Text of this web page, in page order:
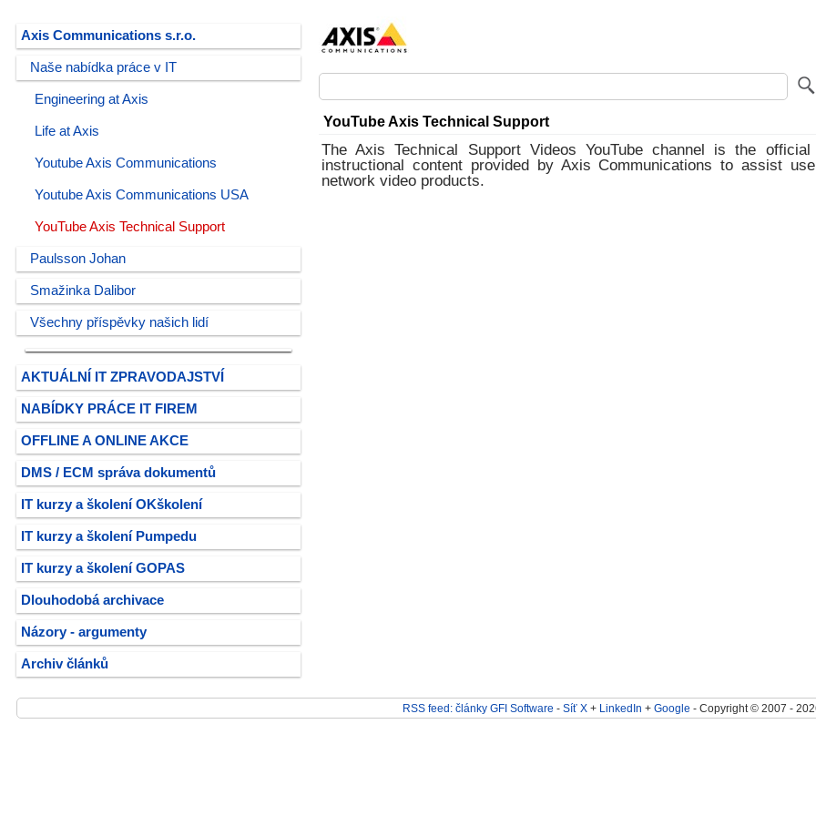
Axis Communications s.r.o.
Naše nabídka práce v IT
Engineering at Axis
Life at Axis
Youtube Axis Communications
Youtube Axis Communications USA
YouTube Axis Technical Support
Paulsson Johan
Smažinka Dalibor
Všechny příspěvky našich lidí
AKTUÁLNÍ IT ZPRAVODAJSTVÍ
NABÍDKY PRÁCE IT FIREM
OFFLINE A ONLINE AKCE
DMS / ECM správa dokumentů
IT kurzy a školení OKškolení
IT kurzy a školení Pumpedu
IT kurzy a školení GOPAS
Dlouhodobá archivace
Názory - argumenty
Archiv článků
YouTube Axis Technical Support
The Axis Technical Support Videos YouTube channel is the
instructional content provided by Axis Communications to assist
network video products.
RSS feed: články GFI Software - Síť X+ LinkedIn + Google - Copyright © 2007 -